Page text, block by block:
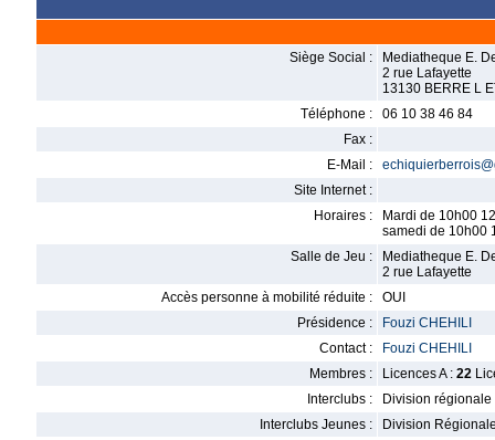
Siège Social :
Mediatheque E.
2 rue Lafayette
13130 BERRE L
Téléphone :
06 10 38 46 84
Fax :
E-Mail :
Site Internet :
Horaires :
Mardi de 10h00
samedi de 10h00
Salle de Jeu :
Mediatheque E.
2 rue Lafayette
Accès personne à mobilité réduite :
OUI
Présidence :
Fouzi CHEHILI
Contact :
Fouzi CHEHILI
Membres :
Licences A : 22
Interclubs :
Division régionale
Interclubs Jeunes :
Division